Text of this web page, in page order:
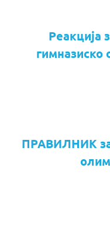
Реакција
гимназиско
ПРАВИЛНИК